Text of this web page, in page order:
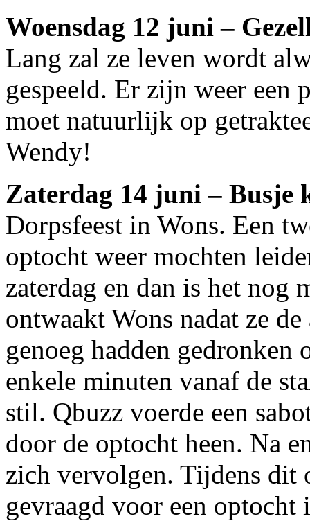
Woensdag 12 juni –
Lang zal ze leven wordt
gespeeld. Er zijn weer een
moet natuurlijk op
Wendy!
Zaterdag 14 juni – Busje
Dorpsfeest in Wons. Een
optocht weer mochten
zaterdag en dan is het nog
ontwaakt Wons nadat ze
genoeg hadden
enkele minuten vanaf de
stil. Qbuzz voerde een
door de optocht heen. Na
zich vervolgen. Tijdens dit
gevraagd voor een optocht